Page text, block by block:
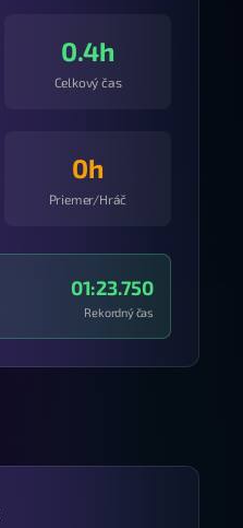
0.4h
Celkový čas
0h
Priemer/Hráč
01:23.750
Rekordný čas